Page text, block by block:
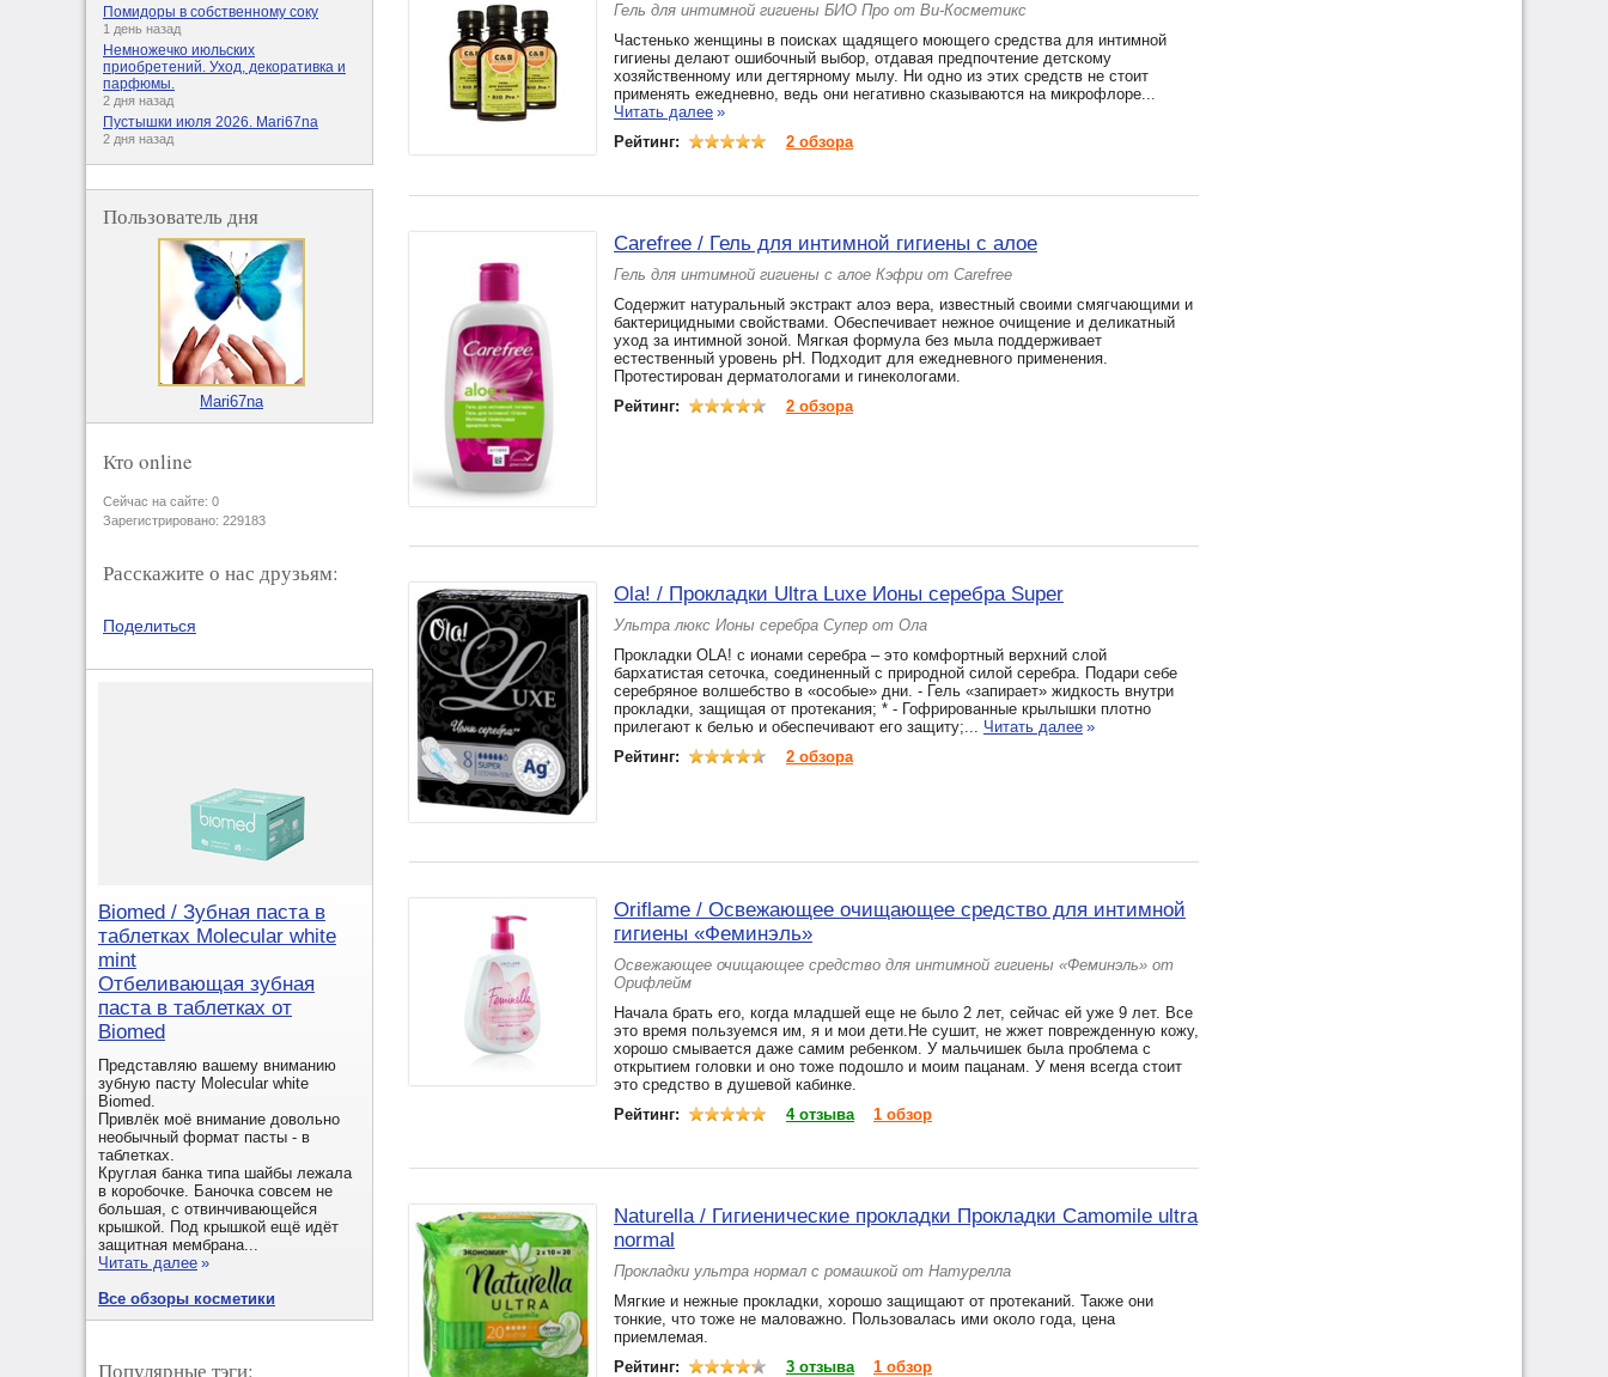
Гель для интимной гигиены БИО Про от Ви-Косметикс
Частенько женщины в поисках щадящего моющего средства для интимной
гигиены делают ошибочный выбор, отдавая предпочтение детскому
хозяйственному или дегтярному мылу. Ни одно из этих средств не стоит
применять ежедневно, ведь они негативно сказываются на микрофлоре...
Читать далее »
Рейтинг:
2 обзора
Carefree / Гель для интимной гигиены с алое
Гель для интимной гигиены с алое Кэфри от Carefree
Содержит натуральный экстракт алоэ вера, известный своими смягчающими и
бактерицидными свойствами. Обеспечивает нежное очищение и деликатный
уход за интимной зоной. Мягкая формула без мыла поддерживает
естественный уровень рН. Подходит для ежедневного применения.
Протестирован дерматологами и гинекологами.
Рейтинг:
2 обзора
Ola! / Прокладки Ultra Luxe Ионы серебра Super
Ультра люкс Ионы серебра Супер от Ола
Прокладки OLA! с ионами серебра – это комфортный верхний слой
бархатистая сеточка, соединенный с природной силой серебра. Подари себе
серебряное волшебство в «особые» дни. - Гель «запирает» жидкость внутри
прокладки, защищая от протекания; * - Гофрированные крылышки плотно
прилегают к белью и обеспечивают его защиту;... Читать далее »
Рейтинг:
2 обзора
Oriflame / Освежающее очищающее средство для интимной
гигиены «Феминэль»
Освежающее очищающее средство для интимной гигиены «Феминэль» от
Орифлейм
Начала брать его, когда младшей еще не было 2 лет, сейчас ей уже 9 лет. Все
это время пользуемся им, я и мои дети.Не сушит, не жжет поврежденную кожу,
хорошо смывается даже самим ребенком. У мальчишек была проблема с
открытием головки и оно тоже подошло и моим пацанам. У меня всегда стоит
это средство в душевой кабинке.
Рейтинг:
4 отзыва 1 обзор
Naturella / Гигиенические прокладки Прокладки Camomile ultra
normal
Прокладки ультра нормал с ромашкой от Натурелла
Мягкие и нежные прокладки, хорошо защищают от протеканий. Также они
тонкие, что тоже не маловажно. Пользовалась ими около года, цена
приемлемая.
Рейтинг:
3 отзыва 1 обзор
Помидоры в собственному соку
1 день назад
Немножечко июльских
приобретений. Уход, декоративка и
парфюмы.
2 дня назад
Пустышки июля 2026. Mari67na
2 дня назад
Пользователь дня
Mari67na
Кто online
Сейчас на сайте: 0
Зарегистрировано: 229183
Расскажите о нас друзьям:
Поделиться
Biomed / Зубная паста в
таблетках Molecular white
mint
Отбеливающая зубная
паста в таблетках от
Biomed
Представляю вашему вниманию
зубную пасту Molecular white
Biomed.
Привлёк моё внимание довольно
необычный формат пасты - в
таблетках.
Круглая банка типа шайбы лежала
в коробочке. Баночка совсем не
большая, с отвинчивающейся
крышкой. Под крышкой ещё идёт
защитная мембрана...
Читать далее »
Все обзоры косметики
Популярные тэги: